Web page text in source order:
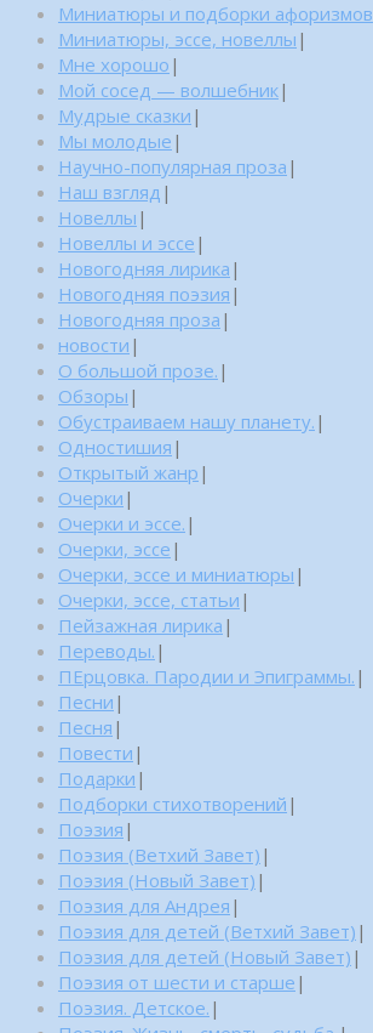
Миниатюры и подборки афоризмов
Миниатюры, эссе, новеллы |
Мне хорошо |
Мой сосед — волшебник|
Мудрые сказки |
Мы молодые |
Научно-популярная проза |
Наш взгляд |
Новеллы |
Новеллы и эссе |
Новогодняя лирика |
Новогодняя поэзия |
Новогодняя проза |
новости |
О большой прозе. |
Обзоры |
Обустраиваем нашу планету. |
Одностишия |
Открытый жанр |
Очерки |
Очерки и эссе. |
Очерки, эссе |
Очерки, эссе и миниатюры |
Очерки, эссе, статьи |
Пейзажная лирика |
Переводы. |
ПЕрцовка. Пародии и Эпиграммы. |
Песни |
Песня |
Повести |
Подарки |
Подборки стихотворений |
Поэзия |
Поэзия (Ветхий Завет) |
Поэзия (Новый Завет) |
Поэзия для Андрея |
Поэзия для детей (Ветхий Завет) |
Поэзия для детей (Новый Завет) |
Поэзия от шести и старше |
Поэзия. Детское. |